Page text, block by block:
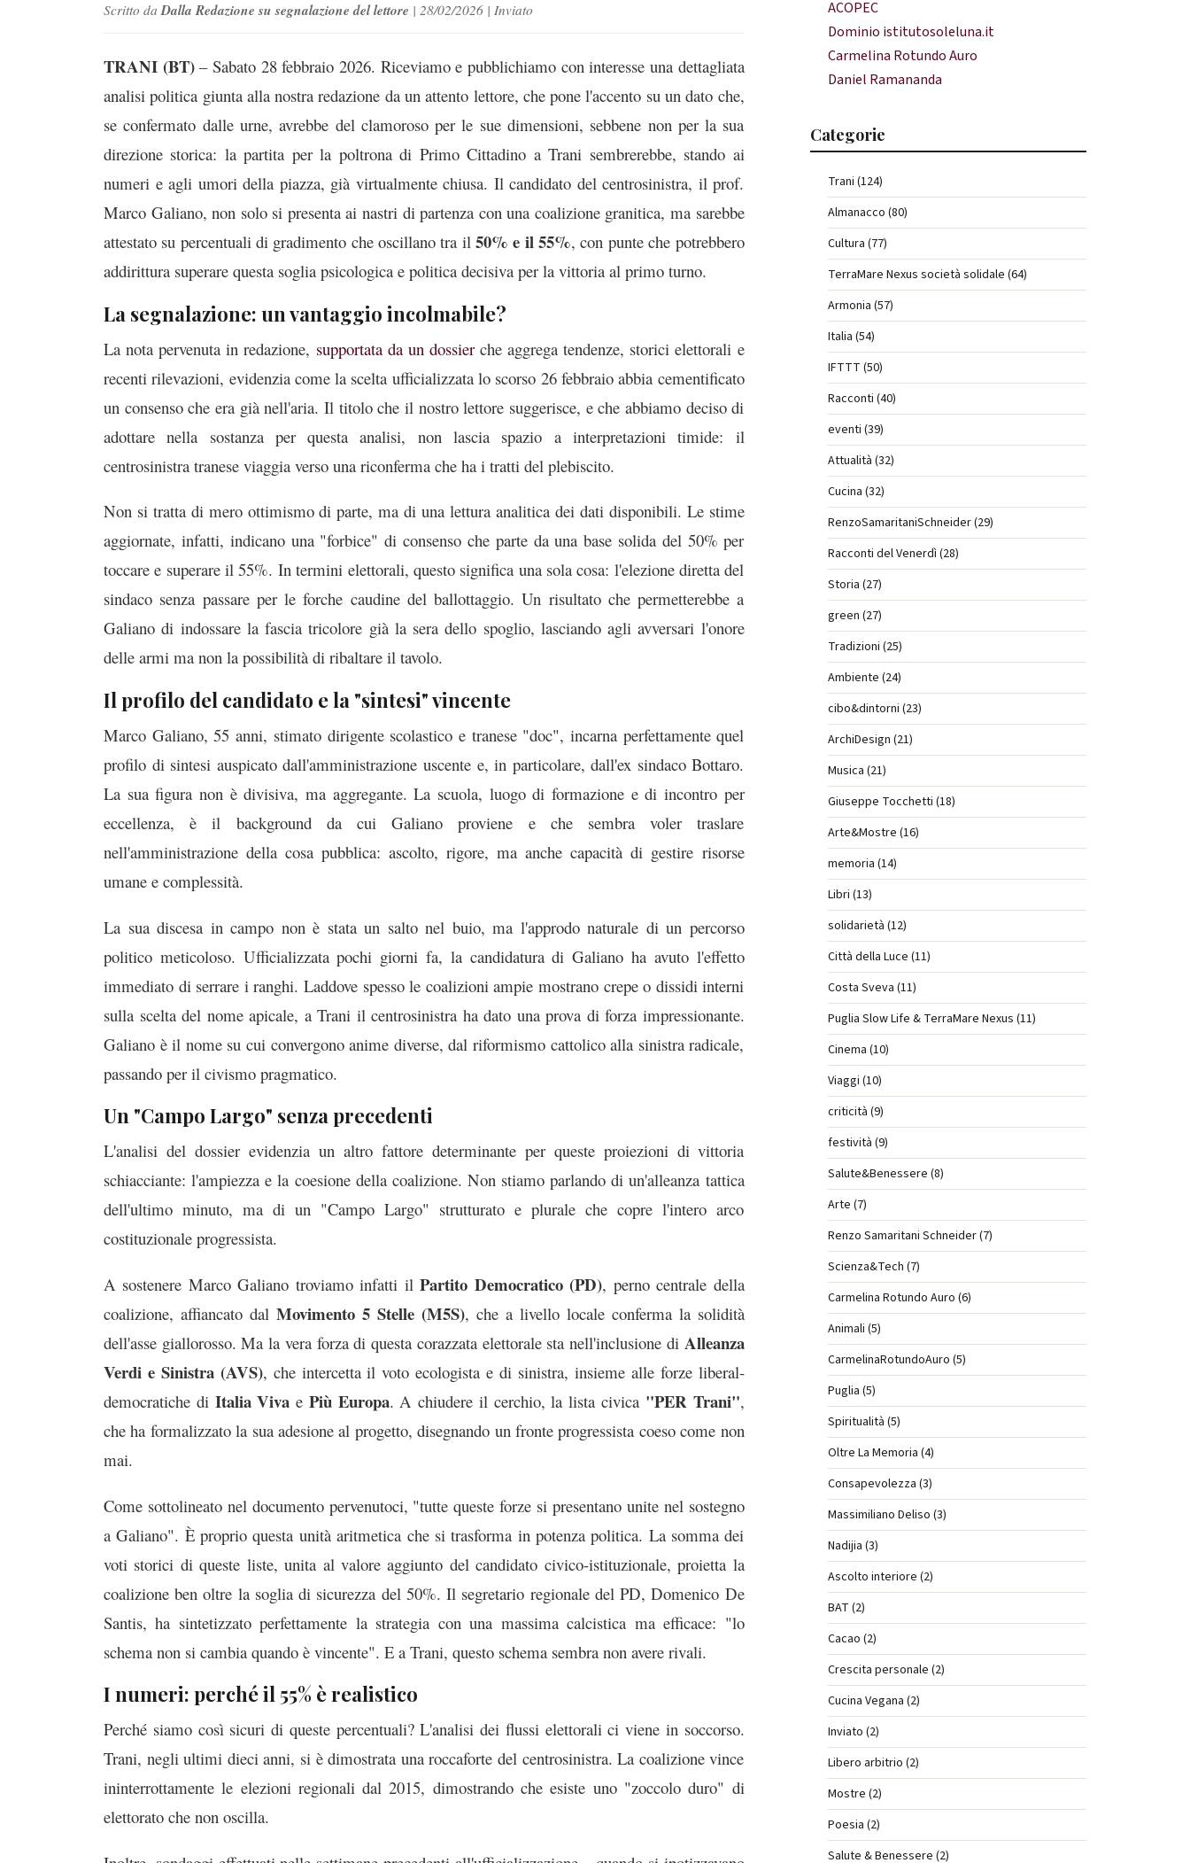
Scritto daDalla Redazione su segnalazione del lettore | 28/02/2026 | Inviato
TRANI (BT)– Sabato 28 febbraio 2026. Riceviamo e pubblichiamo con interesse una dettagliata
analisi politica giunta alla nostra redazione da un attento lettore, che pone l'accento su un dato che,
se confermato dalle urne, avrebbe del clamoroso per le sue dimensioni, sebbene non per la sua
direzione storica: la partita per la poltrona di Primo Cittadino a Trani sembrerebbe, stando ai
numeri e agli umori della piazza, già virtualmente chiusa. Il candidato del centrosinistra, il prof.
Marco Galiano, non solo si presenta ai nastri di partenza con una coalizione granitica, ma sarebbe
attestato su percentuali di gradimento che oscillano tra il50% e il 55%, con punte che potrebbero
addirittura superare questa soglia psicologica e politica decisiva per la vittoria al primo turno.
La segnalazione: un vantaggio incolmabile?
La nota pervenuta in redazione, supportata da un dossierche aggrega tendenze, storici elettorali e
recenti rilevazioni, evidenzia come la scelta ufficializzata lo scorso 26 febbraio abbia cementificato
un consenso che era già nell'aria. Il titolo che il nostro lettore suggerisce, e che abbiamo deciso di
adottare nella sostanza per questa analisi, non lascia spazio a interpretazioni timide: il
centrosinistra tranese viaggia verso una riconferma che ha i tratti del plebiscito.
Non si tratta di mero ottimismo di parte, ma di una lettura analitica dei dati disponibili. Le stime
aggiornate, infatti, indicano una "forbice" di consenso che parte da una base solida del 50% per
toccare e superare il 55%. In termini elettorali, questo significa una sola cosa: l'elezione diretta del
sindaco senza passare per le forche caudine del ballottaggio. Un risultato che permetterebbe a
Galiano di indossare la fascia tricolore già la sera dello spoglio, lasciando agli avversari l'onore
delle armi ma non la possibilità di ribaltare il tavolo.
Il profilo del candidato e la "sintesi" vincente
Marco Galiano, 55 anni, stimato dirigente scolastico e tranese "doc", incarna perfettamente quel
profilo di sintesi auspicato dall'amministrazione uscente e, in particolare, dall'ex sindaco Bottaro.
La sua figura non è divisiva, ma aggregante. La scuola, luogo di formazione e di incontro per
eccellenza, è il background da cui Galiano proviene e che sembra voler traslare
nell'amministrazione della cosa pubblica: ascolto, rigore, ma anche capacità di gestire risorse
umane e complessità.
La sua discesa in campo non è stata un salto nel buio, ma l'approdo naturale di un percorso
politico meticoloso. Ufficializzata pochi giorni fa, la candidatura di Galiano ha avuto l'effetto
immediato di serrare i ranghi. Laddove spesso le coalizioni ampie mostrano crepe o dissidi interni
sulla scelta del nome apicale, a Trani il centrosinistra ha dato una prova di forza impressionante.
Galiano è il nome su cui convergono anime diverse, dal riformismo cattolico alla sinistra radicale,
passando per il civismo pragmatico.
Un "Campo Largo" senza precedenti
L'analisi del dossier evidenzia un altro fattore determinante per queste proiezioni di vittoria
schiacciante: l'ampiezza e la coesione della coalizione. Non stiamo parlando di un'alleanza tattica
dell'ultimo minuto, ma di un "Campo Largo" strutturato e plurale che copre l'intero arco
costituzionale progressista.
A sostenere Marco Galiano troviamo infatti ilPartito Democratico (PD), perno centrale della
coalizione, affiancato dal Movimento 5 Stelle (M5S), che a livello locale conferma la solidità
dell'asse giallorosso. Ma la vera forza di questa corazzata elettorale sta nell'inclusione di Alleanza
Verdi e Sinistra (AVS), che intercetta il voto ecologista e di sinistra, insieme alle forze liberal-
democratiche di Italia Viva e Più Europa. A chiudere il cerchio, la lista civica "PER Trani",
che ha formalizzato la sua adesione al progetto, disegnando un fronte progressista coeso come non
mai.
Come sottolineato nel documento pervenutoci, "tutte queste forze si presentano unite nel sostegno
a Galiano". È proprio questa unità aritmetica che si trasforma in potenza politica. La somma dei
voti storici di queste liste, unita al valore aggiunto del candidato civico-istituzionale, proietta la
coalizione ben oltre la soglia di sicurezza del 50%. Il segretario regionale del PD, Domenico De
Santis, ha sintetizzato perfettamente la strategia con una massima calcistica ma efficace: "lo
schema non si cambia quando è vincente". E a Trani, questo schema sembra non avere rivali.
I numeri: perché il 55% è realistico
Perché siamo così sicuri di queste percentuali? L'analisi dei flussi elettorali ci viene in soccorso.
Trani, negli ultimi dieci anni, si è dimostrata una roccaforte del centrosinistra. La coalizione vince
ininterrottamente le elezioni regionali dal 2015, dimostrando che esiste uno "zoccolo duro" di
elettorato che non oscilla.
ACOPEC
Dominio istitutosoleluna.it
Carmelina Rotundo Auro
Daniel Ramananda
Categorie
Trani (124)
Almanacco (80)
Cultura (77)
TerraMare Nexus società solidale (64)
Armonia (57)
Italia (54)
IFTTT (50)
Racconti (40)
eventi (39)
Attualità (32)
Cucina (32)
RenzoSamaritaniSchneider (29)
Racconti del Venerdì (28)
Storia (27)
green (27)
Tradizioni (25)
Ambiente (24)
cibo&dintorni (23)
ArchiDesign (21)
Musica (21)
Giuseppe Tocchetti (18)
Arte&Mostre (16)
memoria (14)
Libri (13)
solidarietà (12)
Città della Luce (11)
Costa Sveva (11)
Puglia Slow Life & TerraMare Nexus (11)
Cinema (10)
Viaggi (10)
criticità (9)
festività (9)
Salute&Benessere (8)
Arte (7)
Renzo Samaritani Schneider (7)
Scienza&Tech (7)
Carmelina Rotundo Auro (6)
Animali (5)
CarmelinaRotundoAuro (5)
Puglia (5)
Spiritualità (5)
Oltre La Memoria (4)
Consapevolezza (3)
Massimiliano Deliso (3)
Nadijia (3)
Ascolto interiore (2)
BAT (2)
Cacao (2)
Crescita personale (2)
Cucina Vegana (2)
Inviato (2)
Libero arbitrio (2)
Mostre (2)
Poesia (2)
Salute & Benessere (2)